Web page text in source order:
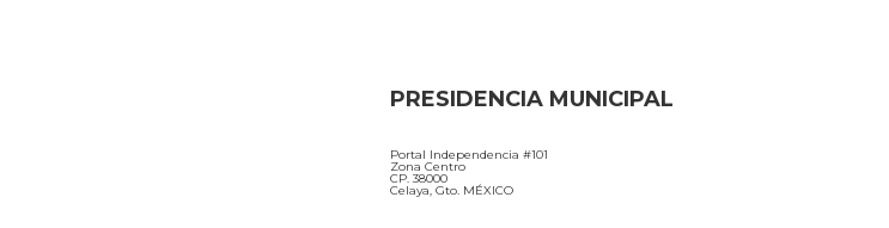
PRESIDENCIA MUNICIPAL
Portal Independencia #101
Zona Centro
CP. 38000
Celaya, Gto. MÉXICO